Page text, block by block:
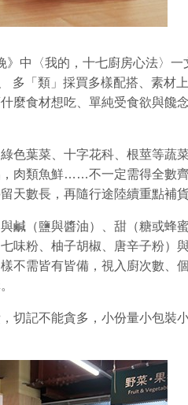
》中〈我的，十七廚房心法〉一
多「類」採買多樣配搭、素材
麼食材想吃、單純受食欲與饞念
色葉菜、十字花科、根莖等蔬
肉類魚鮮……不一定需得全數
天數長，再隨行途陸續重點補貨
鹹（鹽與醬油）、甜（糖或蜂
味粉、柚子胡椒、唐辛子粉）
不需皆有皆備，視入廚次數、
切記不能貪多，小份量小包裝小